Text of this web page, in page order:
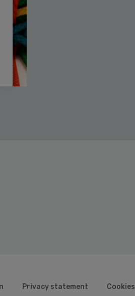
Privacy statement Cookies